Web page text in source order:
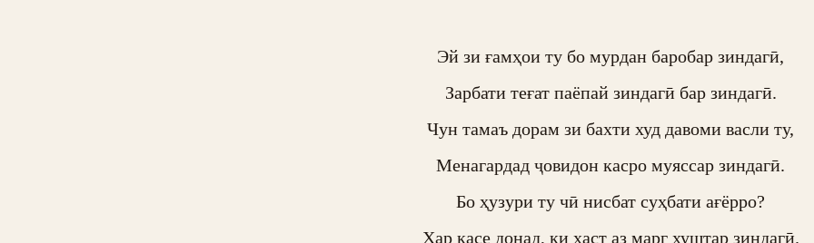
Эй зи ғамҳои ту бо мурдан баробар зиндагӣ,
Зарбати теғат паёпай зиндагӣ бар зиндагӣ.
Чун тамаъ дорам зи бахти худ давоми васли ту,
Менагардад ҷовидон касро муяссар зиндагӣ.
Бо ҳузури ту чӣ нисбат суҳбати ағёрро?
Ҳар касе донад, ки ҳаст аз марг хуштар зиндагӣ.